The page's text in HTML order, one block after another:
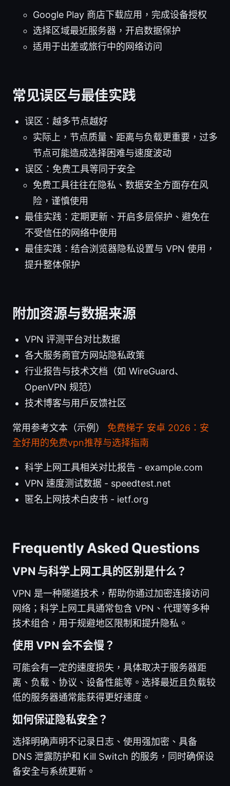
Google Play 商店下载应用，完成设备授权
选择区域最近服务器，开启数据保护
适用于出差或旅行中的网络访问
常见误区与最佳实践
误区：越多节点越好
实际上，节点质量、距离与负载更重要，过多
节点可能造成选择困难与速度波动
误区：免费工具等同于安全
免费工具往往在隐私、数据安全方面存在风
险，谨慎使用
最佳实践：定期更新、开启多层保护、避免在
不受信任的网络中使用
最佳实践：结合浏览器隐私设置与 VPN 使用，
提升整体保护
附加资源与数据来源
VPN 评测平台对比数据
各大服务商官方网站隐私政策
行业报告与技术文档（如 WireGuard、
OpenVPN 规范）
技术博客与用户反馈社区
常用参考文本（示例） 免费梯子 安卓 2026：安
全好用的免费vpn推荐与选择指南
科学上网工具相关对比报告 - example.com
VPN 速度测试数据 - speedtest.net
匿名上网技术白皮书 - ietf.org
Frequently Asked Questions
VPN 与科学上网工具的区别是什么？
VPN 是一种隧道技术，帮助你通过加密连接访问
网络；科学上网工具通常包含 VPN、代理等多种
技术组合，用于规避地区限制和提升隐私。
使用 VPN 会不会慢？
可能会有一定的速度损失，具体取决于服务器距
离、负载、协议、设备性能等。选择最近且负载较
低的服务器通常能获得更好速度。
如何保证隐私安全？
选择明确声明不记录日志、使用强加密、具备
DNS 泄露防护和 Kill Switch 的服务，同时确保设
备安全与系统更新。